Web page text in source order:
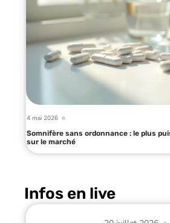
4 mai 2026
Somnifère sans ordonnance : le plus
sur le marché
Infos en live